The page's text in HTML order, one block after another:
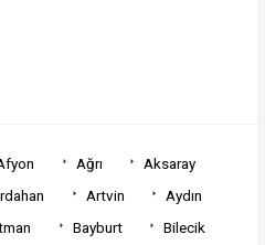
Ağrı
Aksaray
Artvin
Aydın
Bayburt
Bilecik